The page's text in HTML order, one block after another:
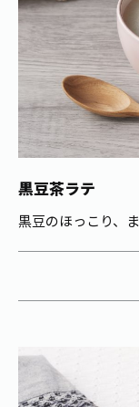
黒豆茶ラテ
黒豆のほっこり、